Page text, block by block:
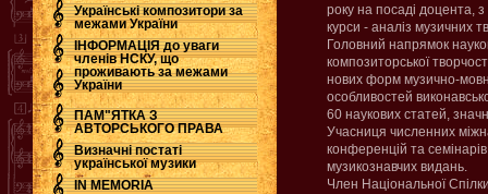
Українські композитори за
межами України
ІНФОРМАЦІЯ до уваги
членів НСКУ, що
проживають за межами
України
ПАМ"ЯТКА З
АВТОРСЬКОГО ПРАВА
Визначні постаті
української музики
IN MEMORIA
року на посаді доцента,
курси - аналіз музичних
Головний напрямок
композиторської
нових форм музично-
особливостей
60 наукових статей,
Учасниця численних
конференцій та
музикознавчих видань.
Член Національної